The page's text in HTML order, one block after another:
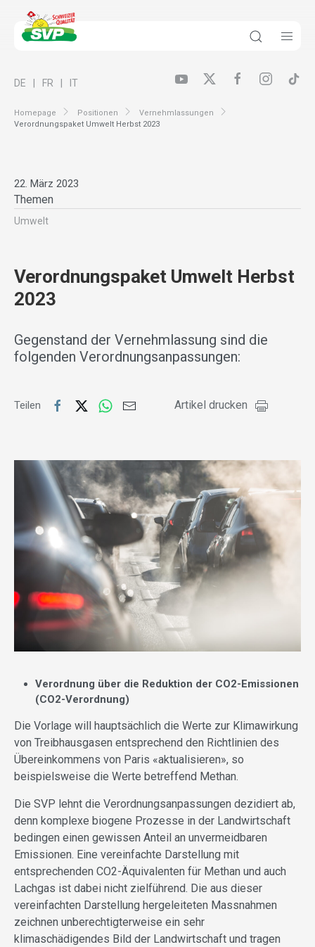
Homepage Positionen
Vernehmlassungen
Verordnungspaket Umwelt Herbst 2023
DE FR IT
22. März 2023
Themen
Umwelt
Verordnungspaket Umwelt Herbst
2023
Gegenstand der Vernehmlassung sind die
folgenden Verordnungsanpassungen:
Teilen Artikel drucken
Verordnung über die Reduktion der CO2-Emissionen
(CO2-Verordnung)
Die Vorlage will hauptsächlich die Werte zur Klimawirkung
von Treibhausgasen entsprechend den Richtlinien des
Übereinkommens von Paris «aktualisieren», so
beispielsweise die Werte betreffend Methan.
Die SVP lehnt die Verordnungsanpassungen dezidiert ab,
denn komplexe biogene Prozesse in der Landwirtschaft
bedingen einen gewissen Anteil an unvermeidbaren
Emissionen. Eine vereinfachte Darstellung mit
entsprechenden CO2-Äquivalenten für Methan und auch
Lachgas ist dabei nicht zielführend. Die aus dieser
vereinfachten Darstellung hergeleiteten Massnahmen
zeichnen unberechtigterweise ein sehr
klimaschädigendes Bild der Landwirtschaft und tragen